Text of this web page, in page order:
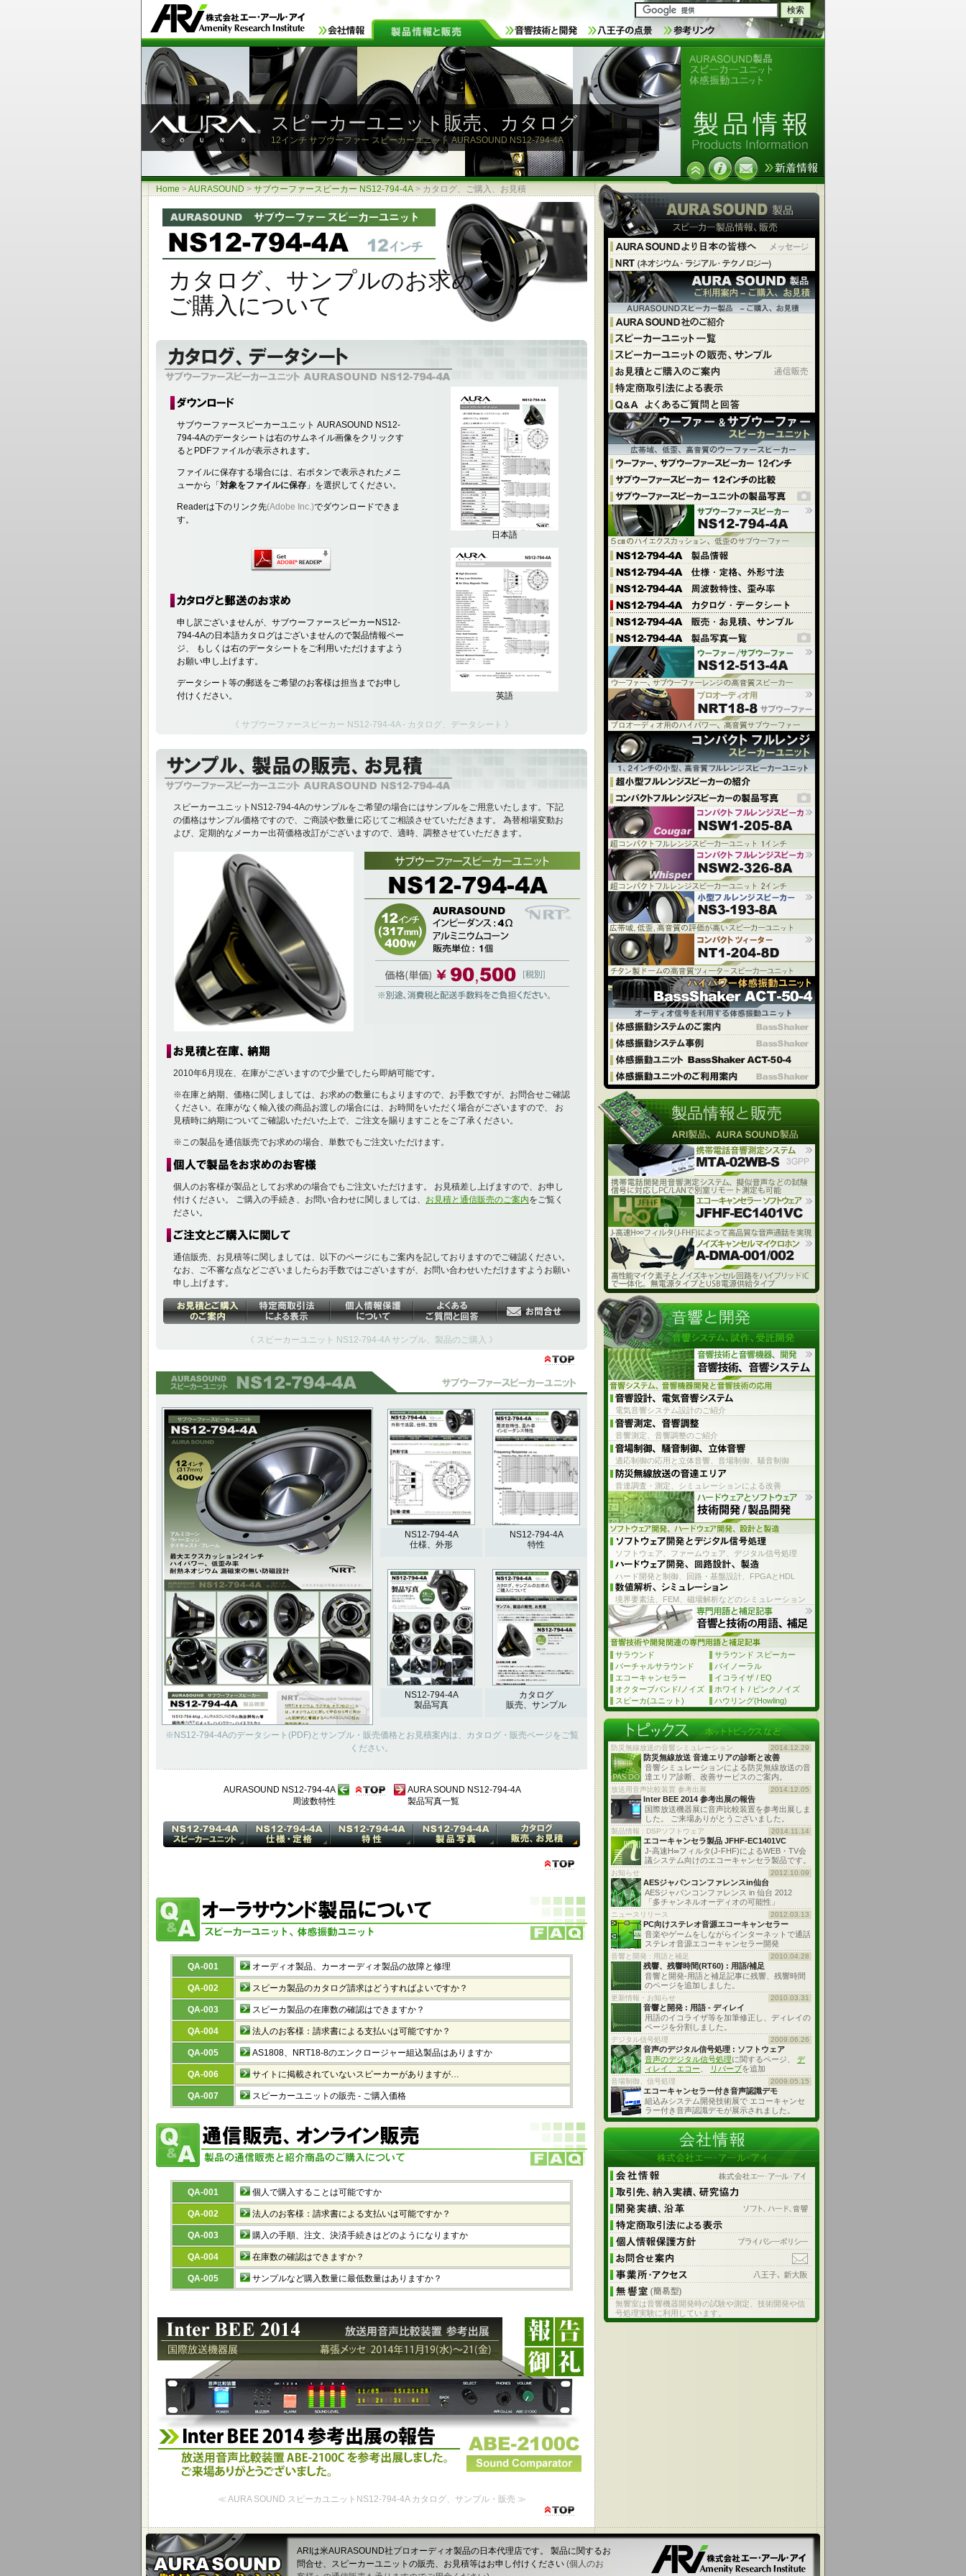
スピーカーユニット販売、カタログ
12インチ サブウーファー スピーカーユニット AURASOUND NS12-794-4A
AURASOUND製品 スピーカーユニ
Home >AURASOUND > サブウーファースピーカー NS12-794-4A > カタログ、ご購入、お見積
カタログ、サンプルのお求め
ご購入について
サブウーファースピーカーユニット AURASOUND NS12-
794-4Aのデータシートは右のサムネイル画像をクリックす
るとPDFファイルが表示されます。
ファイルに保存する場合には、右ボタンで表示されたメニ
ューから「 対象をファイルに保存 」を選択してください。
Readerは下のリンク先(Adobe Inc.)でダウンロードできま
す。
申し訳ございませんが、サブウーファースピーカーNS12-
794-4Aの日本語カタログはございませんので製品情報ペー
ジ、 もしくは右のデータシートをご利用いただけますよう
お願い申し上げます。
データシート等の郵送をご希望のお客様は担当までお申し
付けください。
日本語
英語
《 サブウーファースピーカー NS12-794-4A - カタログ、データシート 》
スピーカーユニットNS12-794-4Aのサンプルをご希望の場合にはサンプルをご用意いたします。下記
の価格はサンプル価格ですので、ご商談や数量に応じてご相談させていただきます。 為替相場変動お
よび、定期的なメーカー出荷価格改訂がございますので、適時、調整させていただきます。
AURASOUND NS12-794-4A
価格：￥90,500 [税別]
2010年6月現在、在庫がございますので少量でしたら即納可能です。
※在庫と納期、価格に関しましては、お求めの数量にもよりますので、お手数ですが、お問合せご確認
ください。在庫がなく輸入後の商品お渡しの場合には、お時間をいただく場合がございますので、 お
見積時に納期についてご確認いただいた上で、ご注文を賜りますことをご了承ください。
※この製品を通信販売でお求めの場合、単数でもご注文いただけます。
個人のお客様が製品としてお求めの場合でもご注文いただけます。 お見積差し上げますので、お申し
付けください。 ご購入の手続き、お問い合わせに関しましては、 お見積と通信販売のご案内をご覧く
ださい。
通信販売、お見積等に関しましては、以下のページにもご案内を記しておりますのでご確認ください。
なお、ご不審な点などございましたらお手数ではございますが、お問い合わせいただけますようお願い
申し上げます。
《 スピーカーユニット NS12-794-4A サンプル、製品のご購入 》
12インチ(317mm) 400W
最大エクスカッション2インチ
ハイパワー、低歪み率 耐熱ネオジウム 漏磁束の無
い防磁設計
NS12-794-4A
仕様、外形
NS12-794-4A
特性
NS12-794-4A
製品写真
カタログ
販売、サンプル
※NS12-794-4Aのデータシート(PDF)とサンプル・販売価格とお見積案内は、カタログ・販売ページをご覧
ください。
AURASOUND NS12-794-4A
周波数特性
AURA SOUND NS12-794-4A
製品写真一覧
QA-001 オーディオ製品、カーオーディオ製品の故障と修理
QA-002 スピーカ製品のカタログ請求はどうすればよいですか？
QA-003 スピーカ製品の在庫数の確認はできますか？
QA-004 法人のお客様：請求書による支払いは可能ですか？
QA-005 AS1808、NRT18-8のエンクロージャー組込製品はありますか
QA-006 サイトに掲載されていないスピーカーがありますが…
QA-007 スピーカーユニットの販売 - ご購入価格
QA-001 個人で購入することは可能ですか
QA-002 法人のお客様：請求書による支払いは可能ですか？
QA-003 購入の手順、注文、決済手続きはどのようになりますか
QA-004 在庫数の確認はできますか？
QA-005 サンプルなど購入数量に最低数量はありますか？
電気音響システム設計のご紹介
音響測定、音響調整のご紹介
適応制御の応用と立体音響、音場制御、騒音制御
音達調査・測定、シミュレーションによる改善
ソフトウェア、ファームウェア、デジタル信号処理
ハード開発と制御、回路・基盤設計、FPGAとHDL
境界要素法、FEM、磁場解析などのシミュレーション
サラウンド
サラウンド スピーカー
バーチャルサラウンド
バイノーラル
エコーキャンセラー
イコライザ / EQ
オクターブバンド/ノイズ
ホワイト / ピンクノイズ
スピーカ(ユニット)
ハウリング(Howling)
防災無線放送の音響シミュレーション 2014.12.29
防災無線放送 音達エリアの診断と改善
音響シミュレーションによる防災無線放送の音
達エリア診断、改善サービスのご案内。
放送用音声比較装置 参考出展 2014.12.05
Inter BEE 2014 参考出展の報告
国際放送機器展に音声比較装置を参考出展しま
した。 ご来場ありがとうございました。
製品情報 : DSPソフトウェア 2014.11.14
エコーキャンセラ製品 JFHF-EC1401VC
J-高速H∞フィルタ(J-FHF)によるWEB・TV会
議システム向けのエコーキャンセラ製品です。
お知らせ 2012.10.09
AESジャパンコンファレンスin仙台
AESジャパンコンファレンス in 仙台 2012
「多チャンネルオーディオの可能性」
ニュースリリース 2012.03.13
PC向けステレオ音源エコーキャンセラー
音楽やゲームをしながらインターネットで通話
ステレオ音源エコーキャンセラー開発
音響と開発 : 用語と補足 2010.04.28
残響、残響時間(RT60) : 用語/補足
音響と開発-用語と補足記事に残響、残響時間
のページを追加しました。
更新情報・お知らせ 2010.03.31
音響と開発 : 用語 - ディレイ
用語のイコライザ等を加筆修正し、ディレイの
ページを分割しました。
デジタル信号処理 2009.06.26
音声のデジタル信号処理 : ソフトウェア
音声のデジタル信号処理に関するページ、 デ
ィレイ、エコー
リバーブを追加
音場制御、信号処理 2009.05.15
エコーキャンセラー付き音声認識デモ
組込みシステム開発技術展で エコーキャンセ
ラー付き音声認識デモが展示されました。
無響室は音響機器開発時の試験や測定、技術開発や信
号処理実験に利用しています。
Inter BEE 2014 参考出品の報告 - 幕張メッセ 2014年11月19日(水)～21日(金)
放送用音声比較装置 ABE-2100Cを国際放送機器展に参考出展しました。 ご来場ありがとうございました。
≪ AURA SOUND スピーカユニットNS12-794-4A カタログ、サンプル・販売 ≫
ARIは米AURASOUND社プロオーディオ製品の日本代理店です。 製品に関するお
問合せ、スピーカーユニットの販売、お見積等はお申し付けください (個人のお